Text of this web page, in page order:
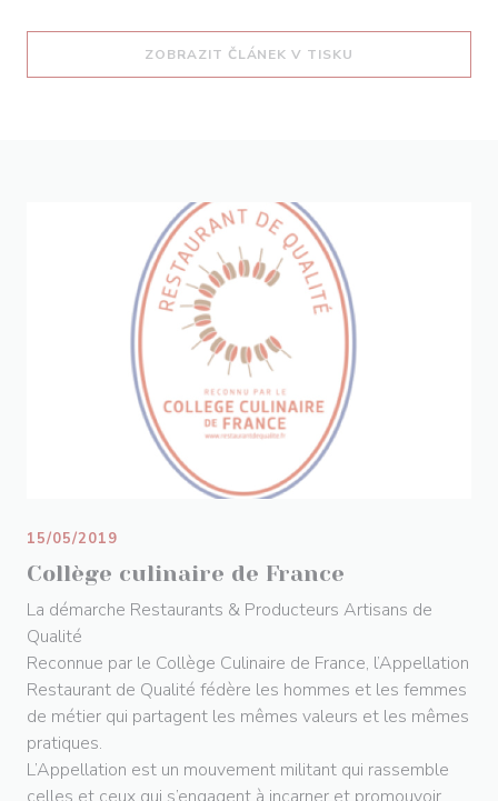
ZOBRAZIT ČLÁNEK V TISKU
Collège culinaire de France
15/05/2019
La démarche Restaurants & Producteurs Artisans de
Qualité
Reconnue par le Collège Culinaire de France, l’Appellation
Restaurant de Qualité fédère les hommes et les femmes
de métier qui partagent les mêmes valeurs et les mêmes
pratiques.
L’Appellation est un mouvement militant qui rassemble
celles et ceux qui s’engagent à incarner et promouvoir